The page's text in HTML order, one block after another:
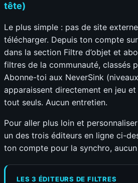
tête)
Le plus simple : pas de site
télécharger. Depuis ton compte sur
dans la section Filtre d’objet et
filtres de la communauté, classés
Abonne-toi aux NeverSink
apparaissent directement en jeu
tout seuls. Aucun entretien.
Pour aller plus loin et
un des trois éditeurs en ligne ci-
ton compte pour la synchro, aucun
LES 3 ÉDITEURS DE FILTRES